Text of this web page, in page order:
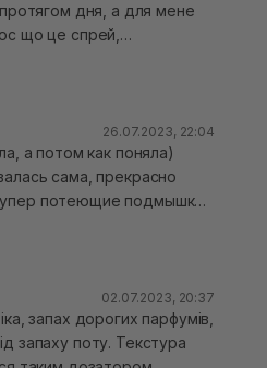
дня, а для мене
що це спрей,
що я і шукала. Всі
сушить пахви, бо
26.07.2023, 22:04
а потом как поняла)
сама, прекрасно
потеющие подмышки,
к распылителю, но
02.07.2023, 20:37
запах дорогих парфумів,
запаху поту. Текстура